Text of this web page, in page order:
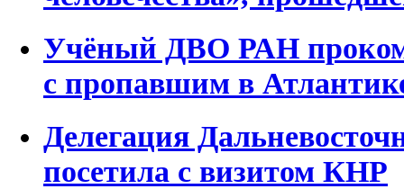
Учёный ДВО РАН
с пропавшим в
Делегация
посетила с визитом КНР